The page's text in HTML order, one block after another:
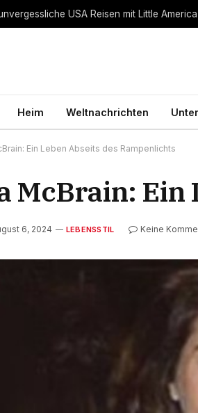
USA Reisen mit Little America
Heim Weltnachrichten
Ein Leben Abseits des Rampenlichts
McBrain:
6, 2024 LEBENSSTIL Keine